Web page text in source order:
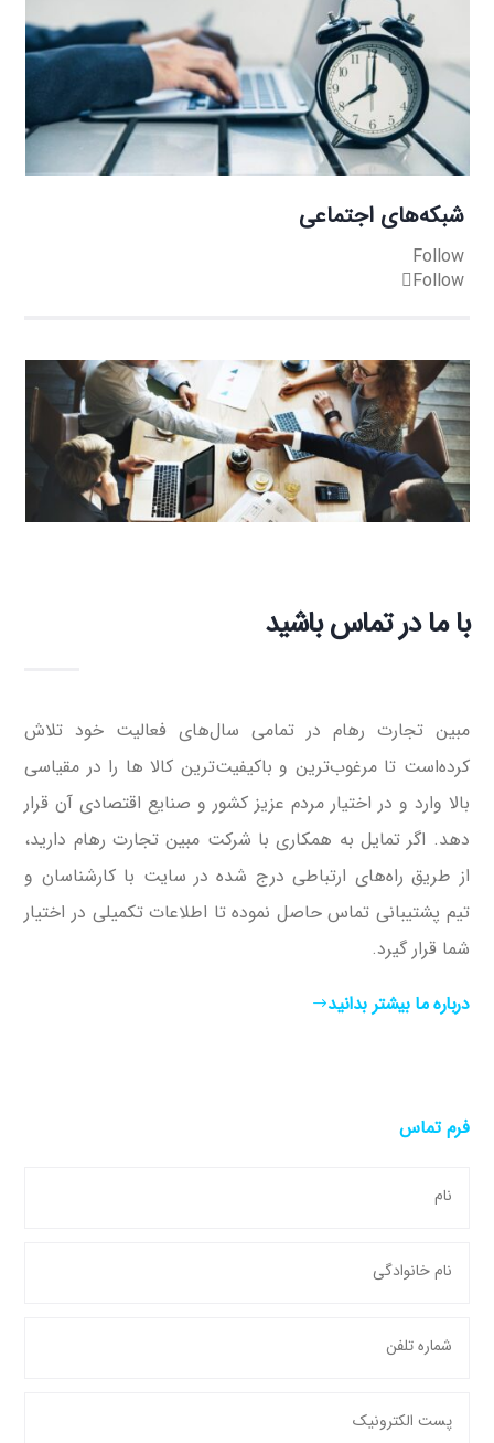
شبکه‌های اجتماعی
Follow
Follow
با ما در تماس باشید
مبین تجارت رهام در تمامی سال‌های فعالیت خود تلاش
کرده‌است تا مرغوب‌ترین و باکیفیت‌ترین کالا ها را در مقیاسی
بالا وارد و در اختیار مردم عزیز کشور و صنایع اقتصادی آن قرار
دهد. اگر تمایل به همکاری با شرکت مبین تجارت رهام دارید،
از طریق راه‌های ارتباطی درج شده در سایت با کارشناسان و
تیم پشتیبانی تماس حاصل نموده تا اطلاعات تکمیلی در اختیار
شما قرار گیرد.
درباره ما بیشتر بدانید
فرم تماس
نام
نام خانوادگی
شماره تلفن
پست الکترونیک